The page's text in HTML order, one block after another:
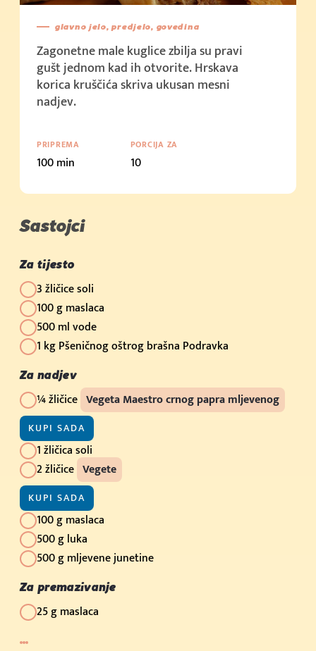
glavno jelo, predjelo, govedina
Zagonetne male kuglice zbilja su pravi
gušt jednom kad ih otvorite. Hrskava
korica kruščića skriva ukusan mesni
nadjev.
PRIPREMA
100 min
PORCIJA ZA
10
Sastojci
Za tijesto
3 žličice soli
100 g maslaca
500 ml vode
1 kg Pšeničnog oštrog brašna Podravka
Za nadjev
¼ žličice Vegeta Maestro crnog papra mljevenog
KUPI SADA
Cijena u trgovini: 2,15 €/kom (100g)
Kupi sada
Cijena u trgovini: 1,5 €/kom (50g)
Kupi sada
1 žličica soli
2 žličice Vegete
KUPI SADA
(500g)
Kupi sada
(1kg)
Kupi sada
Kupi sada
100 g maslaca
500 g luka
500 g mljevene junetine
Za premazivanje
25 g maslaca